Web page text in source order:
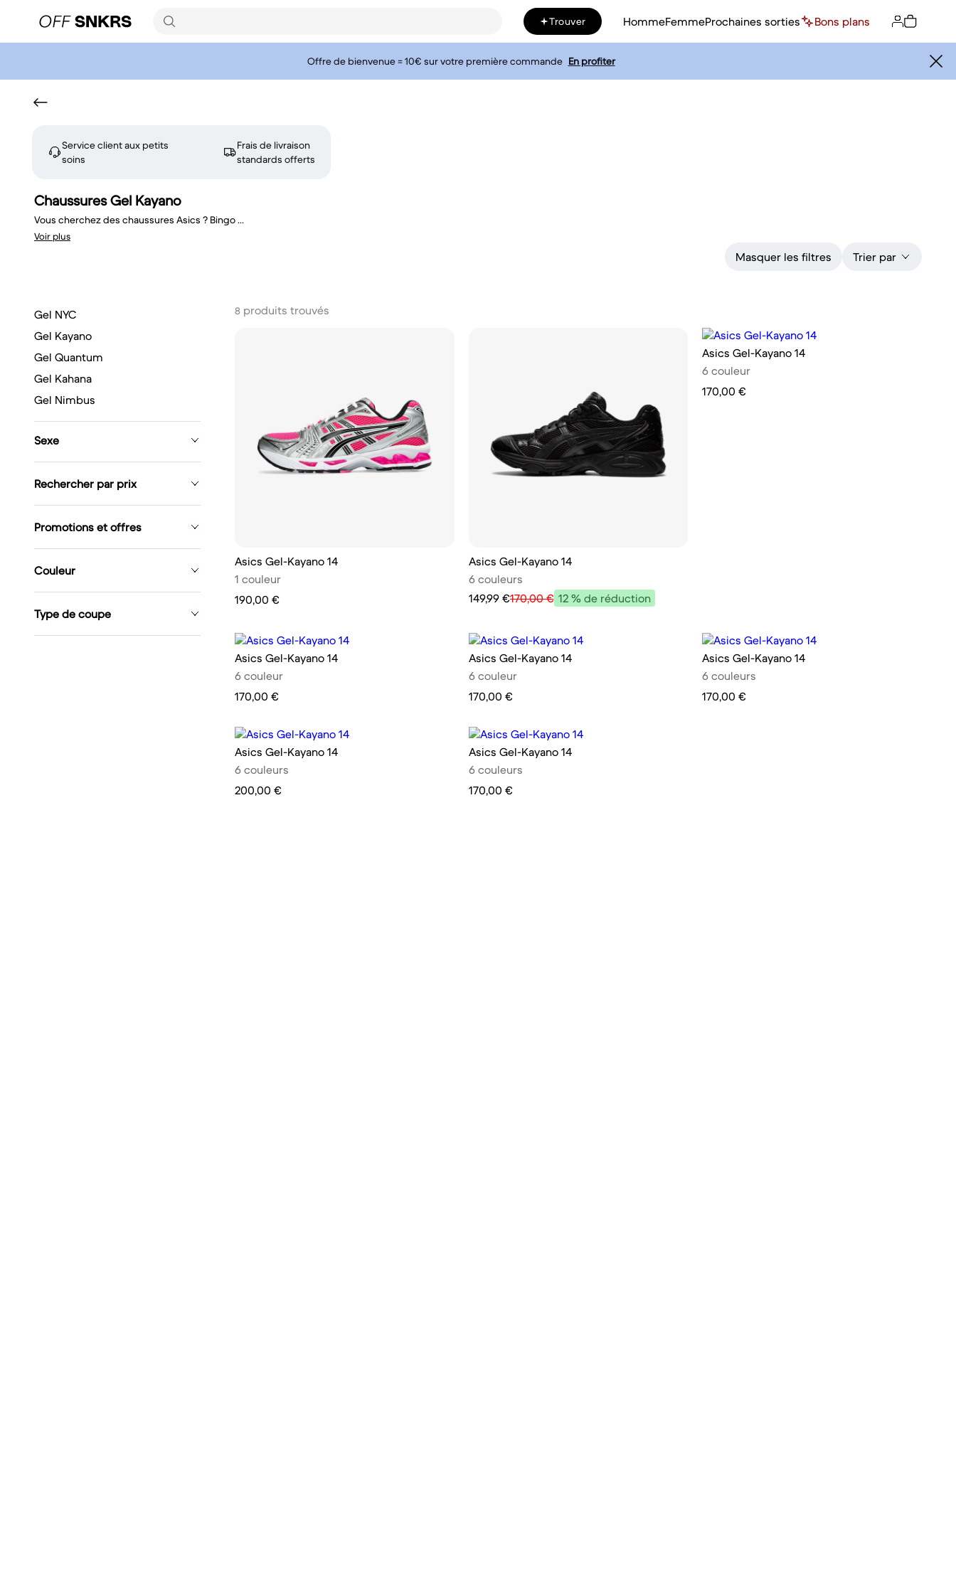
Trouver HommeFemmeProchaines sorties Bons plans
Offre de bienvenue = 10€ sur votre première commande En profiter
Service client aux petits
soins
Frais de livraison
standards offerts
Chaussures Gel Kayano
Vous cherchez des chaussures Asics ? Bingo...
Voir plus
Masquer les filtres Trier par
Gel NYC
Gel Kayano
Gel Quantum
Gel Kahana
Gel Nimbus
Sexe
Rechercher par prix
Promotions et offres
Couleur
Type de coupe
8 produits trouvés
Asics Gel-Kayano 14
1 couleur
190,00 €
Asics Gel-Kayano 14
6 couleurs
149,99 €170,00 € 12 % de réduction
Asics Gel-Kayano 14
6 couleur
170,00 €
Asics Gel-Kayano 14
6 couleur
170,00 €
Asics Gel-Kayano 14
6 couleur
170,00 €
Asics Gel-Kayano 14
6 couleurs
170,00 €
Asics Gel-Kayano 14
6 couleurs
200,00 €
Asics Gel-Kayano 14
6 couleurs
170,00 €